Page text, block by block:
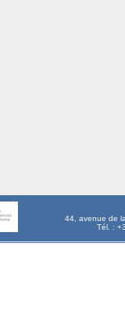
44, avenue de
Tél. :